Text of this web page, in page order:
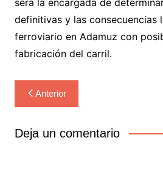
definitivas y las consecuencias
ferroviario en Adamuz con
fabricación del carril.
Navegación
de
entradas
Anterior
Deja un comentario